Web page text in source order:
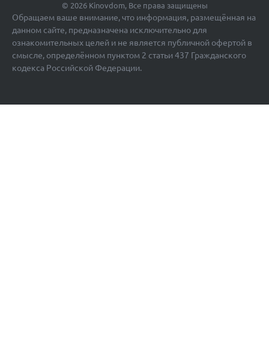
© 2026 Kinovdom, Все права защищены
Обращаем ваше внимание, что информация, размещённая на
данном сайте, предназначена исключительно для
ознакомительных целей и не является публичной офертой в
смысле, определённом пунктом 2 статьи 437 Гражданского
кодекса Российской Федерации.